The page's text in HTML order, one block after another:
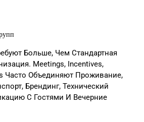
Больше, Чем Стандартная
Meetings, Incentives,
Часто Объединяют Проживание,
Брендинг, Технический
С Гостями И Вечерние